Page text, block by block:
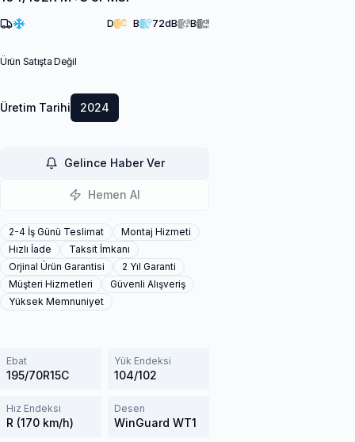
D B 72dB B
Ürün Satışta Değil
Üretim Tarihi 2024
Gelince Haber Ver
Hemen Al
2-4 İş Günü Teslimat
Montaj Hizmeti
Hızlı İade
Taksit İmkanı
Orjinal Ürün Garantisi
2 Yıl Garanti
Müşteri Hizmetleri
Güvenli Alışveriş
Yüksek Memnuniyet
Ebat
195/70R15C
Yük Endeksi
104/102
Hız Endeksi
R (170 km/h)
Desen
WinGuard WT1